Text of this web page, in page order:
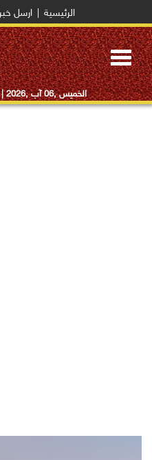
الرئيسية ارسل
Toggle
navigation
الخميس ,06 آب ,2026 |